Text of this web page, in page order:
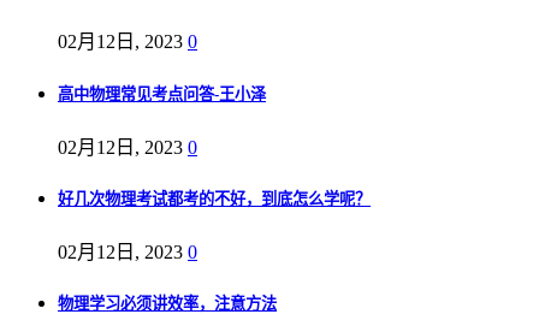
02月12日, 2023 0
高中物理常见考点问答-王小泽
02月12日, 2023 0
好几次物理考试都考的不好，到底怎么学呢？
02月12日, 2023 0
物理学习必须讲效率，注意方法